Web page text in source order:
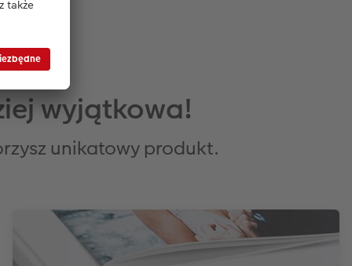
wyjątkowa!
unikatowy produkt.